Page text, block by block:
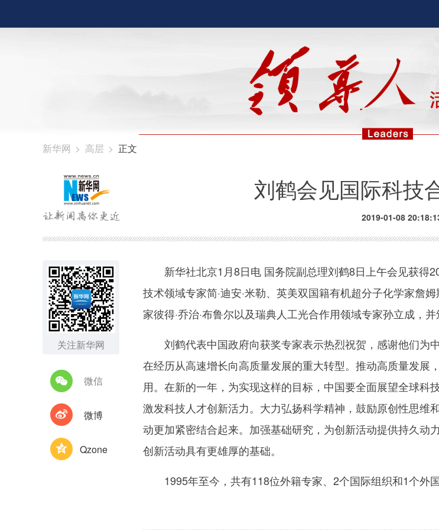
新华网 > 高层 > 正文
刘鹤会见国际科技
2019-01-08
关注新华网
微信
微博
Qzone
新华社北京1月8日电 国务院副总理刘鹤8日上午会见获得
技术领域专家简·迪安·米勒、英美双国籍有机超分子化学家詹
家彼得·乔治·布鲁尔以及瑞典人工光合作用领域专家孙立成，并
刘鹤代表中国政府向获奖专家表示热烈祝贺，感谢他们为
在经历从高速增长向高质量发展的重大转型。推动高质量发
用。在新的一年，为实现这样的目标，中国要全面展望全球科
激发科技人才创新活力。大力弘扬科学精神，鼓励原创性思
动更加紧密结合起来。加强基础研究，为创新活动提供持久
创新活动具有更雄厚的基础。
1995年至今，共有118位外籍专家、2个国际组织和1个外国